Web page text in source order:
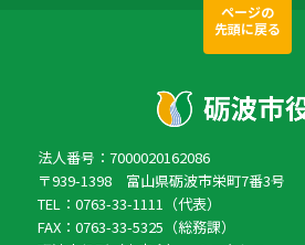
ページの
先頭に戻る
法人番号：7000020162086
〒939-1398 富山県砺波市栄町7番3号
TEL：0763-33-1111（代表）
FAX：0763-33-5325（総務課）